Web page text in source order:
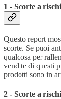
1 - Scorte a
Questo report
scorte. Se puoi
qualcosa per
vendite di questi
prodotti sono in
2 - Scorte a